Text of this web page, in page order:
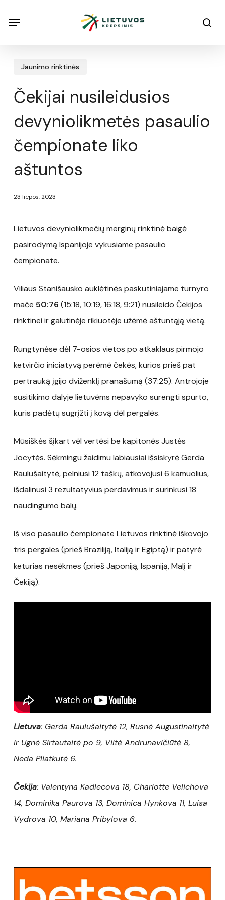
Menu
Jaunimo rinktinės
Čekijai nusileidusios
devyniolikmetės pasaulio
čempionate liko
aštuntos
23 liepos, 2023
Lietuvos devyniolikmečių merginų rinktinė baigė
pasirodymą Ispanijoje vykusiame pasaulio
čempionate.
Viliaus Stanišausko auklėtinės paskutiniajame turnyro
mače 50:76 (15:18, 10:19, 16:18, 9:21) nusileido Čekijos
rinktinei ir galutinėje rikiuotėje užėmė aštuntąją vietą.
Rungtynėse dėl 7-osios vietos po atkaklaus pirmojo
ketvirčio iniciatyvą perėmė čekės, kurios prieš pat
pertrauką įgijo dviženklį pranašumą (37:25). Antrojoje
susitikimo dalyje lietuvėms nepavyko surengti spurto,
kuris padėtų sugrįžti į kovą dėl pergalės.
Mūsiškės šįkart vėl vertėsi be kapitonės Justės
Jocytės. Sėkmingu žaidimu labiausiai išsiskyrė Gerda
Raulušaitytė, pelniusi 12 taškų, atkovojusi 6 kamuolius,
išdalinusi 3 rezultatyvius perdavimus ir surinkusi 18
naudingumo balų.
Iš viso pasaulio čempionate Lietuvos rinktinė iškovojo
tris pergales (prieš Braziliją, Italiją ir Egiptą) ir patyrė
keturias nesėkmes (prieš Japoniją, Ispaniją, Malį ir
Čekiją).
Lietuva: Gerda Raulušaitytė 12, Rusnė Augustinaitytė
ir Ugnė Sirtautaitė po 9, Viltė Andrunavičiūtė 8,
Neda Pliatkutė 6.
Čekija: Valentyna Kadlecova 18, Charlotte Velichova
14, Dominika Paurova 13, Dominica Hynkova 11, Luisa
Vydrova 10, Mariana Pribylova 6.